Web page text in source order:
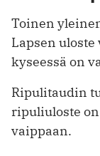
Toinen
Lapsen
kyseessä on
Ripulitaudin
ripuliuloste
vaippaan.